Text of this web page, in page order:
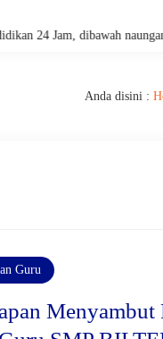
24 Jam, dibawah naungan
Anda disini :
Guru
Menyambut